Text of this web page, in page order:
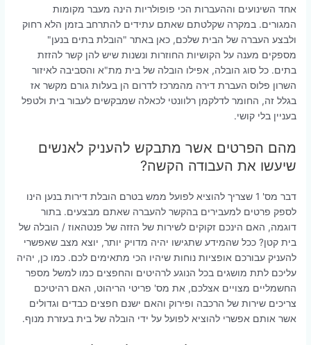
אחד השינועים וההעברות הכי פופולריות הינה מעבר מקומות
המגורים. במקרה שקלטתם שאתם עתידים להתרחב בזמן הלא רחוק
ולבצע העברה של הבית שלכם, כאן באתר "הובלת בתים בנען"
מספקים מענה על הקושיות החוזרות ונשנות שיש להן קשר להזזת
בתים. כל סוג הובלה, אפילו הובלה של בית מת"א והסביבה לאיזור
השרון פלוס העברת דירה מהמרכז לדרום הן בעלות גורם מקשר אז
בגלל זה, החומר לדלקמן רלוונטי לכאלה שמבקשים לעבור בית ולטפל
בעניין בלי קושי.
מהם הפרטים אשר מתבקש להעניק לאנשים
שיעשו את העבודה הקשה?
דבר מס' 1 שצריך להוציא לפועל ממש בטרם הובלת דירות בנען הינו
לספק פרטים למעבירים בהקשר להעברה שאתם מבצעים. בתור
דוגמה, האם הינכם זקוקים לשירות של הזזה של פנטהאוז / הובלה של
בית קטן? ככל שהמידע שתגישו יהיה מדויק יותר, יוצא מצב שאפשרי
להעניק עבורכם אופציות נוחות שיהיו הכי מתאימים לכם. כמו כן, יהיה
עליכם לתת מושגים בכל הנוגע לרהיטים והחפצים כמו למשל מספר
החשמליים מצויים אצלכם, את מס' פריטי הריהוט, האם רהיטיכם
צריכים שירות של הרכבה ופירוק והאם ישנם חפצים כבדים וגדולים
אשר אותם אפשרי להוציא לפועל על ידי הובלה של בית בעזרת מנוף.